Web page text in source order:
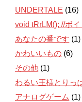
UNDERTALE (16)
void tRrLM(); //ボ
あなたの番です (1)
かわいいもの (6)
その他 (1)
わるい王様とりっ
アナログゲーム (1)